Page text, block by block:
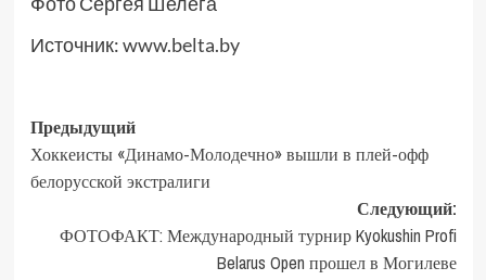
Источник:www.belta.by
Предыдущий
Хоккеисты «Динамо-Молодечно» вышли в плей-офф
белорусской экстралиги
Следующий:
ФОТОФАКТ: Международный турнир Kyokushin Profi
Belarus Open прошел в Могилеве